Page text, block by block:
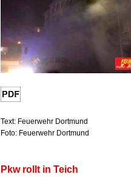
Text: Feuerwehr Dortmund
Foto: Feuerwehr Dortmund
Pkw rollt in Teich